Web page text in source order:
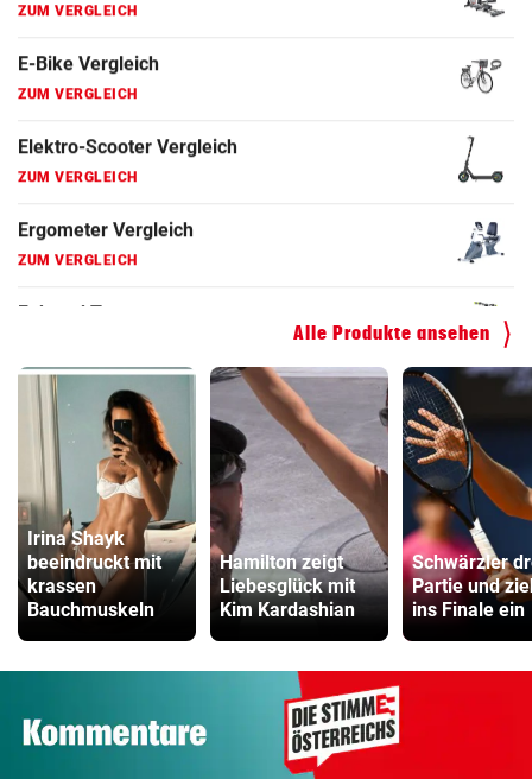
Fahrrad Test
Fahrradanhänger Vergleich
Faszienrolle Vergleich
Hoverboard Vergleich
ZUM VERGLEICH
Alle Produkte ansehen
Irina Shayk
beeindruckt mit
krassen
Bauchmuskeln
Hamilton zeigt
Liebesglück mit
Kim Kardashian
Schwärzler
Partie und
ins Finale ein